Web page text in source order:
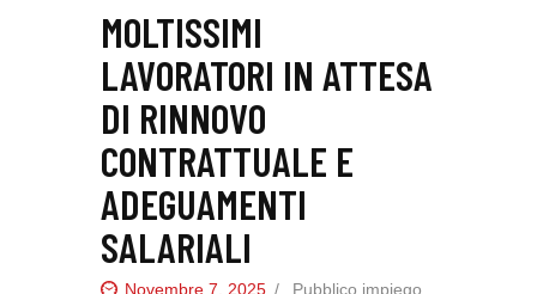
INTERNAZIONALE
RASSEGNA STAMPA
MOLTISSIMI
LAVORATORI IN ATTESA
DI RINNOVO
CONTRATTUALE E
ADEGUAMENTI
SALARIALI
Novembre 7, 2025 Pubblico impiego